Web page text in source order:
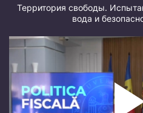
Территория свободы.
вода и